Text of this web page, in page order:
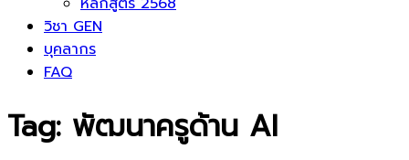
วิชา GEN
บุคลากร
FAQ
Tag: พัฒนาครูด้าน AI